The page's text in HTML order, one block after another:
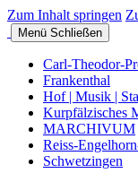
Zum Inhalt springen
Menü Schließen
Carl-Theodor-
Frankenthal
Hof | Musik |
Kurpfälzisches
MARCHIVUM
Reiss-
Schwetzingen